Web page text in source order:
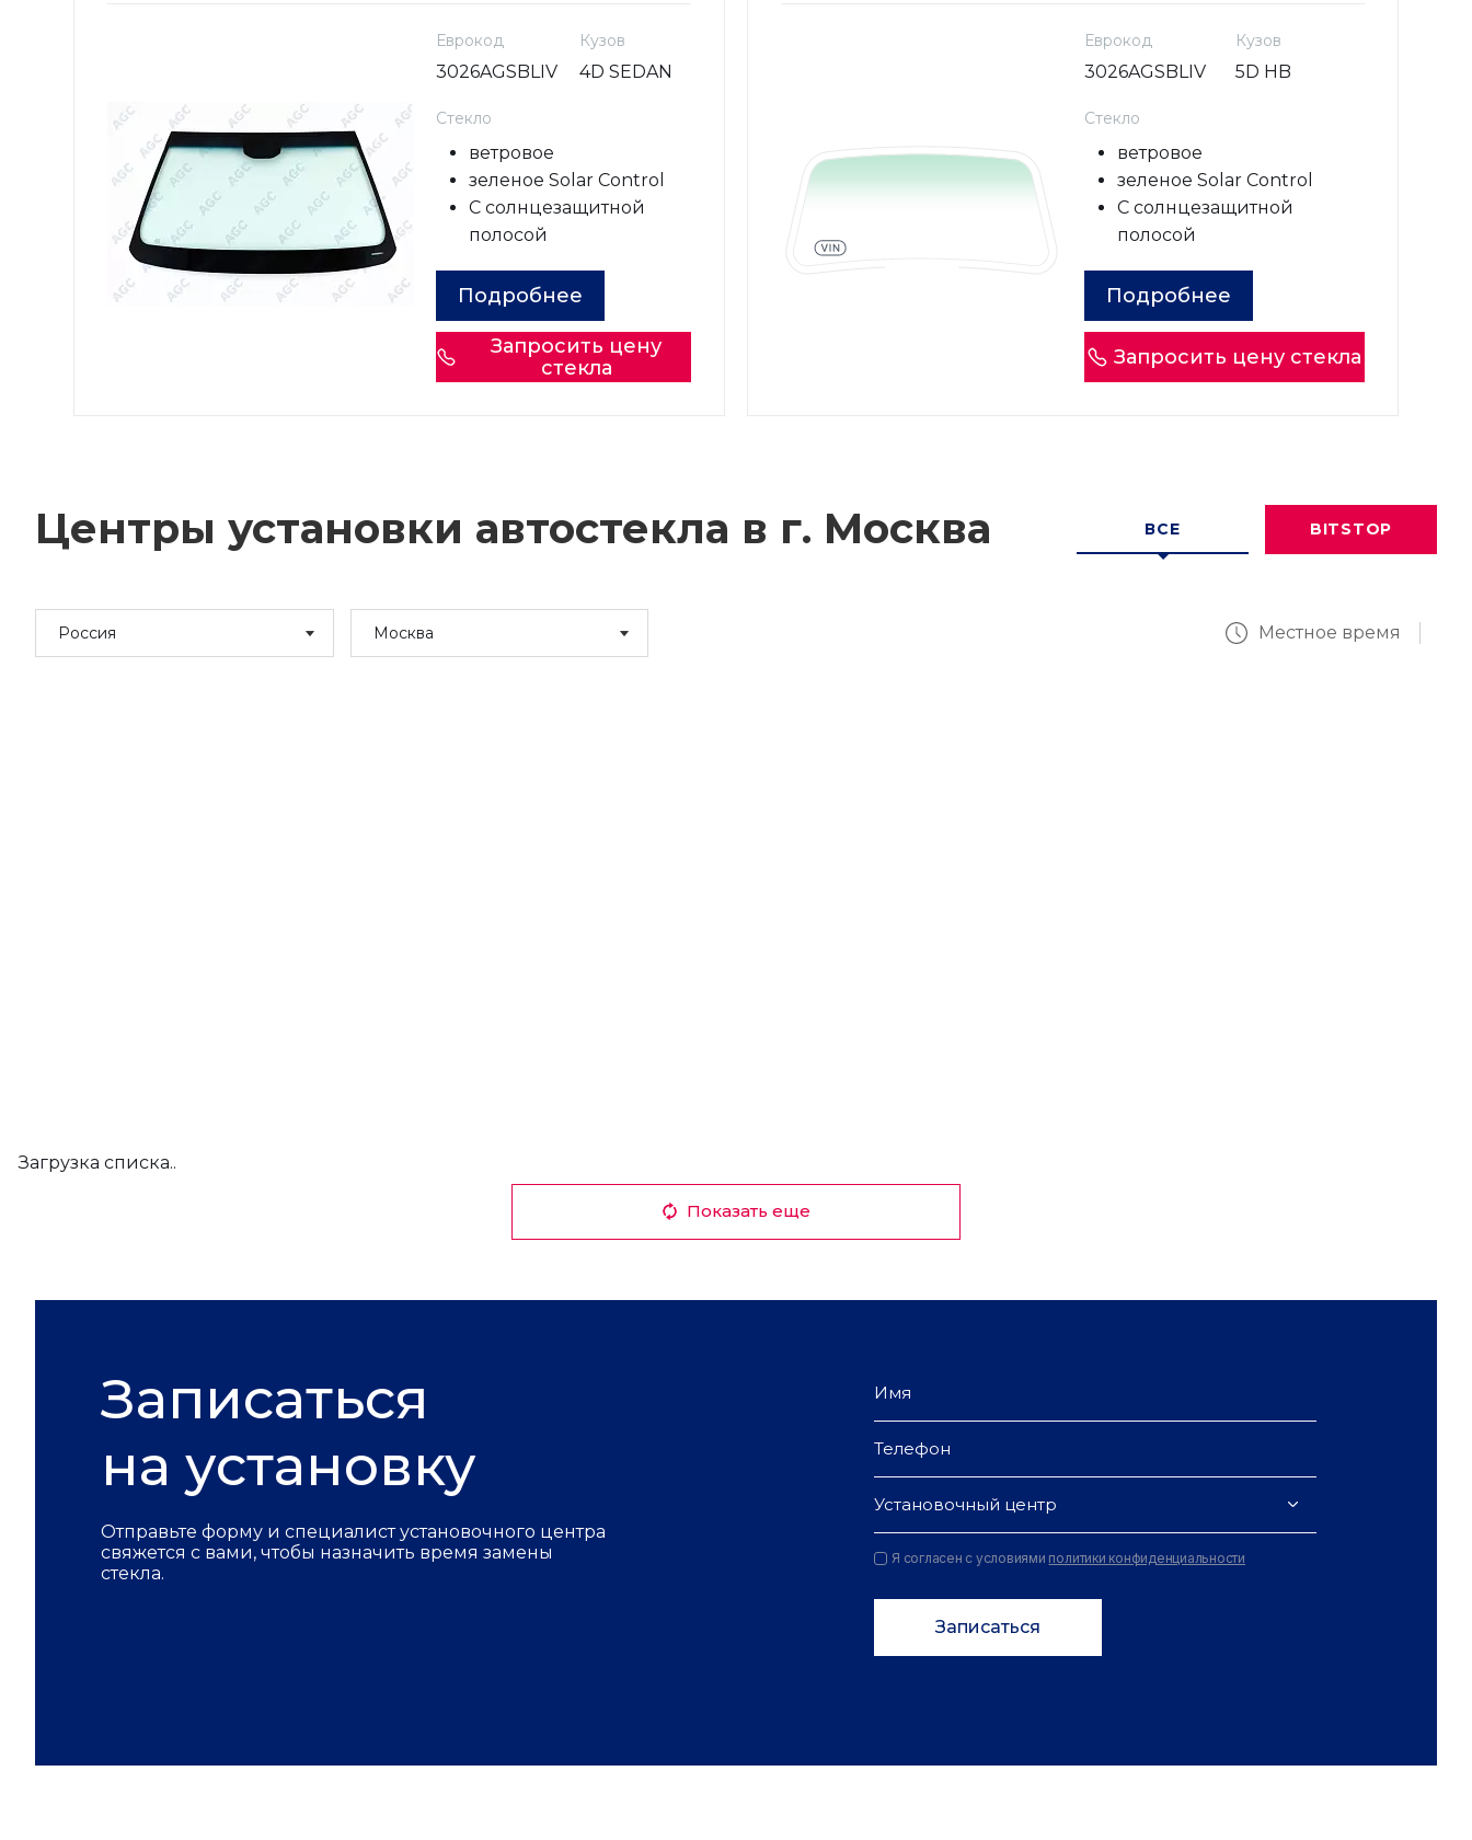
Еврокод
3026AGSBLIV
Кузов
4D SEDAN
Стекло
ветровое
зеленое Solar Control
С солнцезащитной
полосой
Подробнее
Запросить цену
стекла
Еврокод
3026AGSBLIV
Кузов
5D HB
Стекло
ветровое
зеленое Solar Control
С солнцезащитной
полосой
Подробнее
Запросить цену стекла
Центры установки автостекла в г. Москва ВСЕ BITSTOP
Россия Москва Местное время
Загрузка списка..
Показать еще
Записаться
на установку
Отправьте форму и специалист установочного центра
свяжется с вами, чтобы назначить время замены
стекла.
Установочный центр
Я согласен с условиями политики конфиденциальности
Записаться